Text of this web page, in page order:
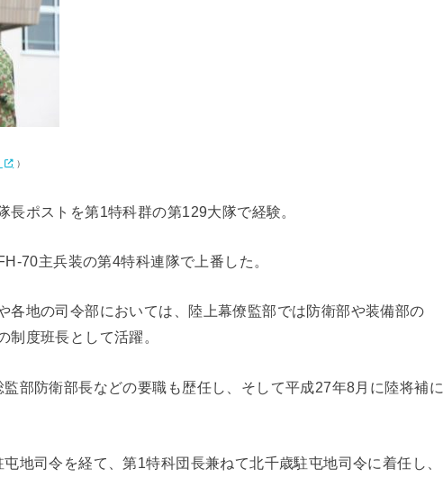
）
長ポストを第1特科群の第129大隊で経験。
70主兵装の第4特科連隊で上番した。
各地の司令部においては、陸上幕僚監部では防衛部や装備部の
制度班長として活躍。
部防衛部長などの要職も歴任し、そして平成27年8月に陸将補に
地司令を経て、第1特科団長兼ねて北千歳駐屯地司令に着任し、